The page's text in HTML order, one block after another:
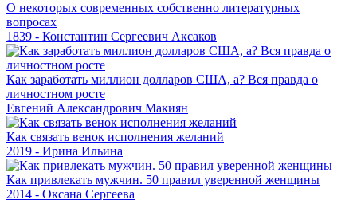
О некоторых современных собственно литературных
вопросах
1839 - Константин Сергеевич Аксаков
Как заработать миллион долларов США, а? Вся правда о
личностном росте
Евгений Александрович Макиян
Как связать венок исполнения желаний
2019 - Ирина Ильина
Как привлекать мужчин. 50 правил уверенной женщины
2014 - Оксана Сергеева